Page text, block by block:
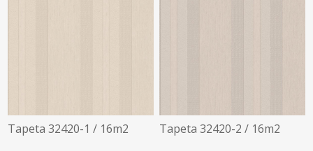
Tapeta 32420-1 / 16m2 Tapeta 32420-2 / 16m2